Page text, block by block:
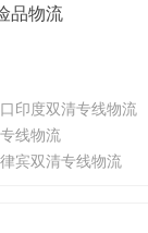
品物流
印度双清专线物流
线物流
宾双清专线物流